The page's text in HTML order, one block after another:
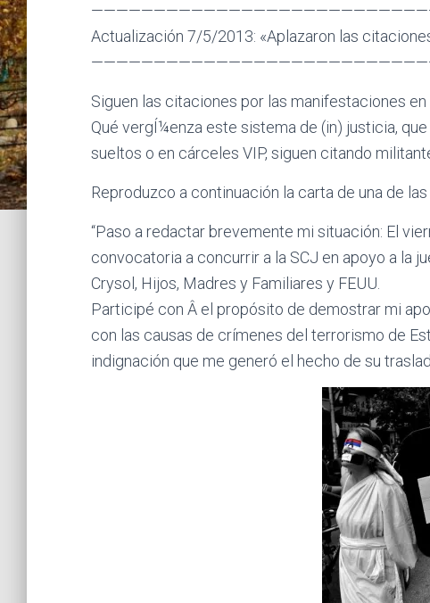
Actualización 7/5/2013: «Aplazaron las
Siguen las citaciones por las manifestaciones
Qué vergÍ¼enza este sistema de (in) justicia,
sueltos o en cárceles VIP, siguen citando
Reproduzco a continuación la carta de una de
“Paso a redactar brevemente mi situación: El
convocatoria a concurrir a la SCJ en apoyo a la
Crysol, Hijos, Madres y Familiares y FEUU.
Participé con Â el propósito de demostrar mi
con las causas de crímenes del terrorismo de
indignación que me generó el hecho de su